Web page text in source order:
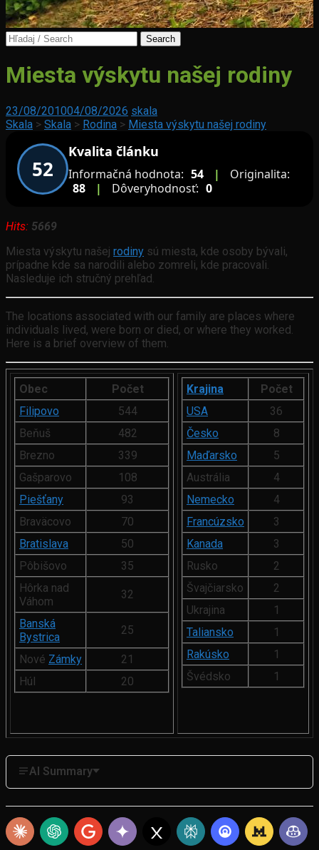
Search
Kern
–
späté
s
rodinou
Miesta výskytu našej rodiny
Miestne
mená
Horehroní
23/08/201004/08/2026 skala
Skala > Skala > Rodina > Miesta výskytu našej rodiny
52
Kvalita článku
Informačná hodnota: 54 |
Originalita:
88
| Dôveryhodnosť: 0
Hits: 5669
Miesta výskytu našej rodiny sú miesta, kde osoby bývali,
prípadne kde sa narodili alebo zomreli, kde pracovali.
Nasleduje ich stručný prehľad.
The locations associated with our family are places where
individuals lived, were born or died, or where they worked.
Here is a brief overview of them.
Obec
Počet
Filipovo
544
Beňuš
482
Brezno
339
Gašparovo
108
Piešťany
93
Braväcovo
70
Bratislava
50
Pôbišovo
35
Hôrka nad
Váhom
32
Banská
Bystrica
25
Nové Zámky
21
Húl
20
Krajina
Počet
USA
36
Česko
8
Maďarsko
5
Austrália
4
Nemecko
4
Francúzsko
3
Kanada
3
Rusko
2
Švajčiarsko
2
Ukrajina
1
Taliansko
1
Rakúsko
1
Švédsko
1
AI Summary